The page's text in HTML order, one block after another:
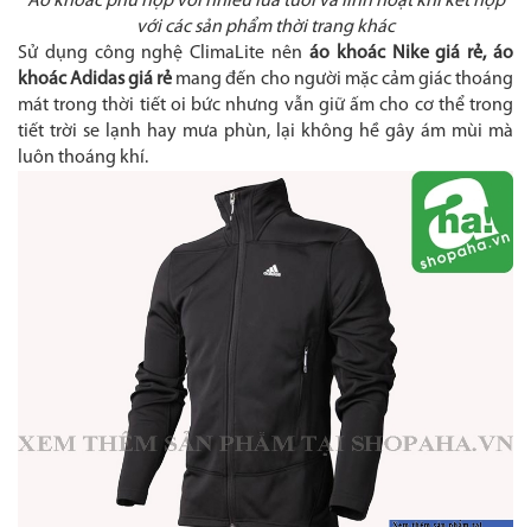
với các sản phẩm thời trang khác
Sử dụng công nghệ ClimaLite nên áo khoác Nike giá rẻ, áo
khoác Adidas giá rẻ mang đến cho người mặc cảm giác thoáng
mát trong thời tiết oi bức nhưng vẫn giữ ấm cho cơ thể trong
tiết trời se lạnh hay mưa phùn, lại không hề gây ám mùi mà
luôn thoáng khí.